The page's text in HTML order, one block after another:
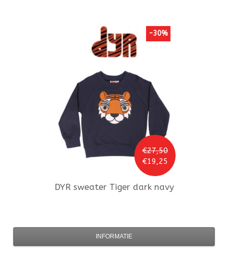
€27,50
€19,25
-30%
DYRsweater Tiger dark navy
INFORMATIE